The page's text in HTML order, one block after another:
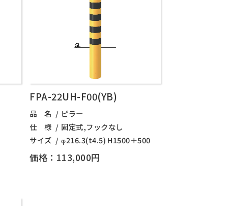
FPA-22UH-F00(YB)
品 名
ピラー
仕 様
固定式,フックなし
サイズ
φ216.3(t4.5) H1500＋500
価格：113,000円